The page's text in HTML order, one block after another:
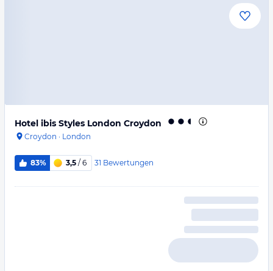
Hotel ibis Styles London Croydon
Croydon · London
83% 3,5 / 6 31 Bewertungen